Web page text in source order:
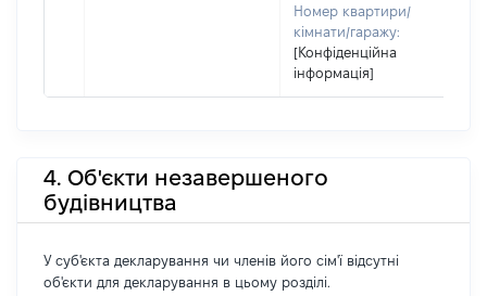
Номер квартири/
кімнати/гаражу:
[Конфіденційна
інформація]
4. Об'єкти незавершеного
будівництва
У суб'єкта декларування чи членів його сім'ї відсутні
об'єкти для декларування в цьому розділі.